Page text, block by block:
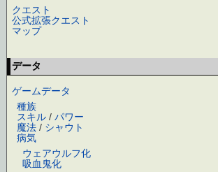
クエスト
公式拡張クエスト
マップ
データ
ゲームデータ
種族
スキル /パワー
魔法 / シャウト
病気
ウェアウルフ化
吸血鬼化